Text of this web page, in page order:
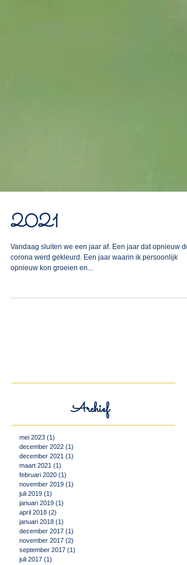
2021
Vandaag sluiten we een jaar af. Een jaar dat opnieuw
mei 2023 (1)1 post
december 2022
december 2021 (1)
maart 2021 (1)1 post
februari 2020
november 2019
juli 2019 (1)1 post
januari 2019 (1)
april 2018 (2)2 posts
januari 2018 (1) 1 post
december 2017 (1)1 post